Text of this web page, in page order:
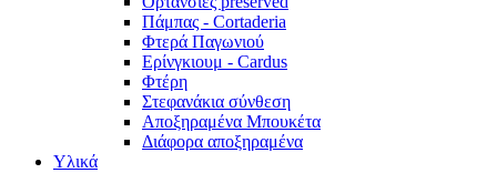
Πάμπας - Cortaderia
Φτερά Παγωνιού
Ερίνγκιουμ - Cardus
Φτέρη
Στεφανάκια σύνθεση
Αποξηραμένα Μπουκέτα
Διάφορα αποξηραμένα
Υλικά